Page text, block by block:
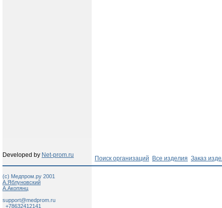
Developed by Net-prom.ru Поиск организаций Все изделия Заказ
(c) Медпром.ру 2001
А.Яблуновский
А.Акопянц
support@medprom.ru
+78632412141